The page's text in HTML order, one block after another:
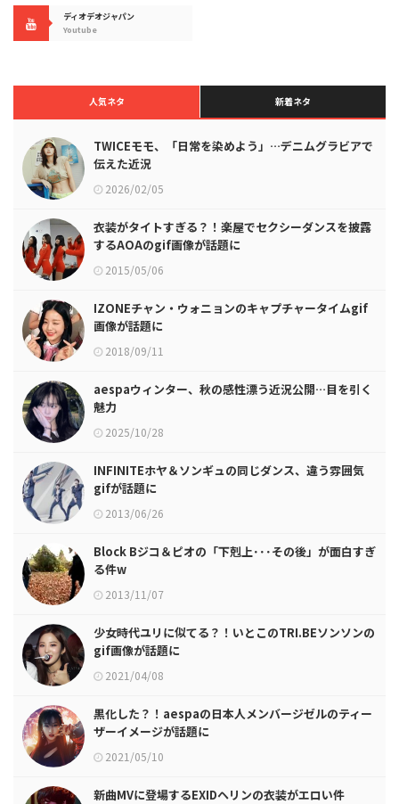
ディオデオジャパン
Youtube
人気ネタ 新着ネタ
TWICEモモ、「日常を染めよう」…デニムグラビアで
伝えた近況
2026/02/05
衣装がタイトすぎる？！楽屋でセクシーダンスを披露
するAOAのgif画像が話題に
2015/05/06
IZONEチャン・ウォニョンのキャプチャータイムgif
画像が話題に
2018/09/11
aespaウィンター、秋の感性漂う近況公開…目を引く
魅力
2025/10/28
INFINITEホヤ＆ソンギュの同じダンス、違う雰囲気
gifが話題に
2013/06/26
Block Bジコ＆ピオの「下剋上･･･その後」が面白すぎ
る件w
2013/11/07
少女時代ユリに似てる？！いとこのTRI.BEソンソンの
gif画像が話題に
2021/04/08
黒化した？！aespaの日本人メンバージゼルのティー
ザーイメージが話題に
2021/05/10
新曲MVに登場するEXIDヘリンの衣装がエロい件